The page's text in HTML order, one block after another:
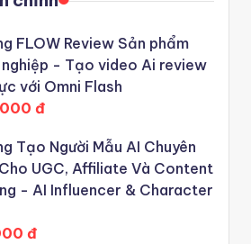
FLOW Review Sản phẩm
nghiệp - Tạo video Ai review
với Omni Flash
đ
Tạo Người Mẫu AI Chuyên
UGC, Affiliate Và Content
- AI Influencer & Character
đ